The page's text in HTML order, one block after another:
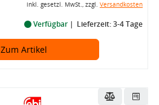
inkl. gesetzl. MwSt., zzgl. Versandkosten
Verfügbar Lieferzeit: 3-4 Tage
Zum Artikel